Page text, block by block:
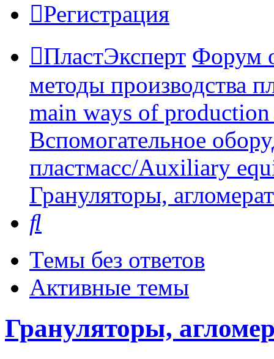
Регистрация
ПластЭксперт Форум
методы производства
main ways of
Вспомогательное
пластмасс/Auxiliary
Грануляторы,
Темы без ответов
Активные темы
Грануляторы,